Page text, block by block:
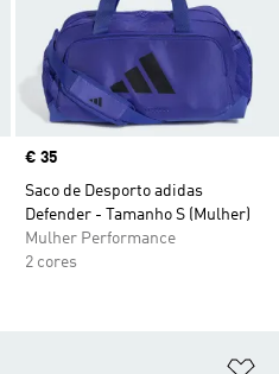
Price
€ 35
Saco de Desporto adidas
Defender - Tamanho S (Mulher)
Mulher Performance
2 cores